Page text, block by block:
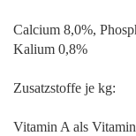
Calcium 8,0%,
Kalium 0,8%
Zusatzstoffe je kg:
Vitamin A als